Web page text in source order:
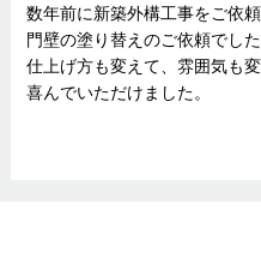
数年前に新築外構工事をご依
門壁の塗り替えのご依頼でした
仕上げ方も変えて、雰囲気も
喜んでいただけました。